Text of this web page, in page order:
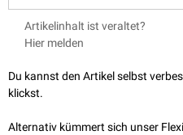
Artikelinhalt ist veraltet?
Hier melden
Du kannst den Artikel selbst
klickst.
Alternativ kümmert sich unser